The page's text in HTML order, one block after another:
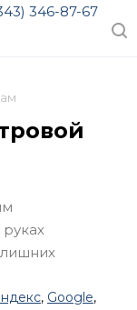
346-87-67
, Google,